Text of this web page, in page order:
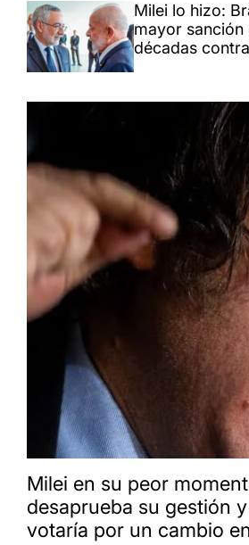
Milei lo hizo:
mayor
décadas
Milei en su peor
desaprueba su gestión
votaría por un cambio